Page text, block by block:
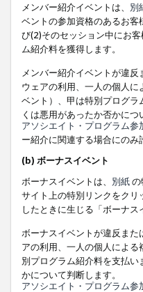
メンバー紹介イベントは、 別
ベントの参加資格のあるお
び(2)そのセッション中にお客
ム紹介料を獲得します。
メンバー紹介イベントが違
ウェアの利用、一人の個人
ベント）、甲は特別プログ
くは悪用があったか否かにつ
アソシエイト・プログラム参
ー紹介に関連する場合にのみ
(b) ボーナスイベント
ボーナスイベントは、 別紙の
サイト上の特別リンクをク
したときに生じる「ボーナ
ボーナスイベントが違反ま
アの利用、一人の個人によ
別プログラム紹介料を支払
かについて判断します。
アソシエイト・プログラム参